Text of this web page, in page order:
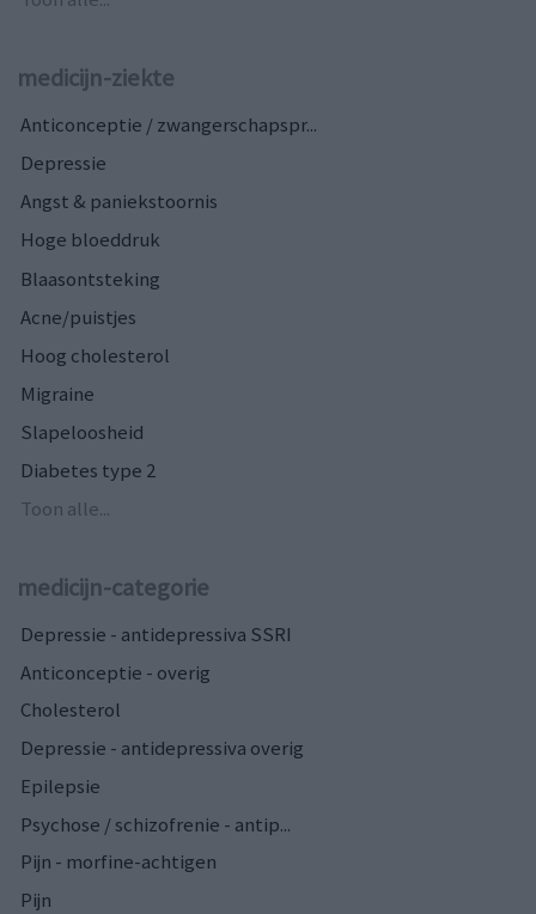
medicijn-ziekte
Anticonceptie / zwangerschapspr...
Depressie
Angst & paniekstoornis
Hoge bloeddruk
Blaasontsteking
Acne/puistjes
Hoog cholesterol
Migraine
Slapeloosheid
Diabetes type 2
Toon alle...
medicijn-categorie
Depressie - antidepressiva SSRI
Anticonceptie - overig
Cholesterol
Depressie - antidepressiva overig
Epilepsie
Psychose / schizofrenie - antip...
Pijn - morfine-achtigen
Pijn